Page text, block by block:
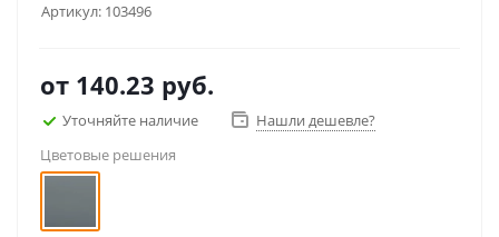
Артикул: 103496
от 140.23 руб.
Уточняйте наличие
Нашли дешевле?
Цветовые решения